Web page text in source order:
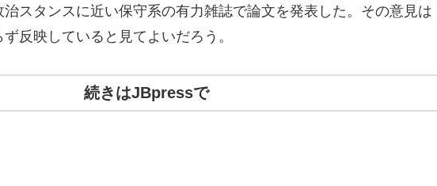
スタンスに近い保守系の有力雑誌で論文を発表した。その意見は
反映していると見てよいだろう。
続きはJBpressで